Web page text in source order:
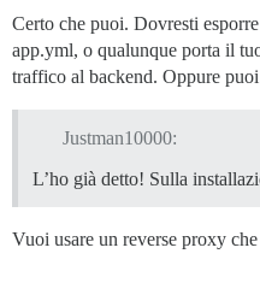
Certo che puoi. Dovresti
app.yml, o qualunque porta il
traffico al backend. Oppure
Justman10000:
L’ho già detto! Sulla
Vuoi usare un reverse proxy